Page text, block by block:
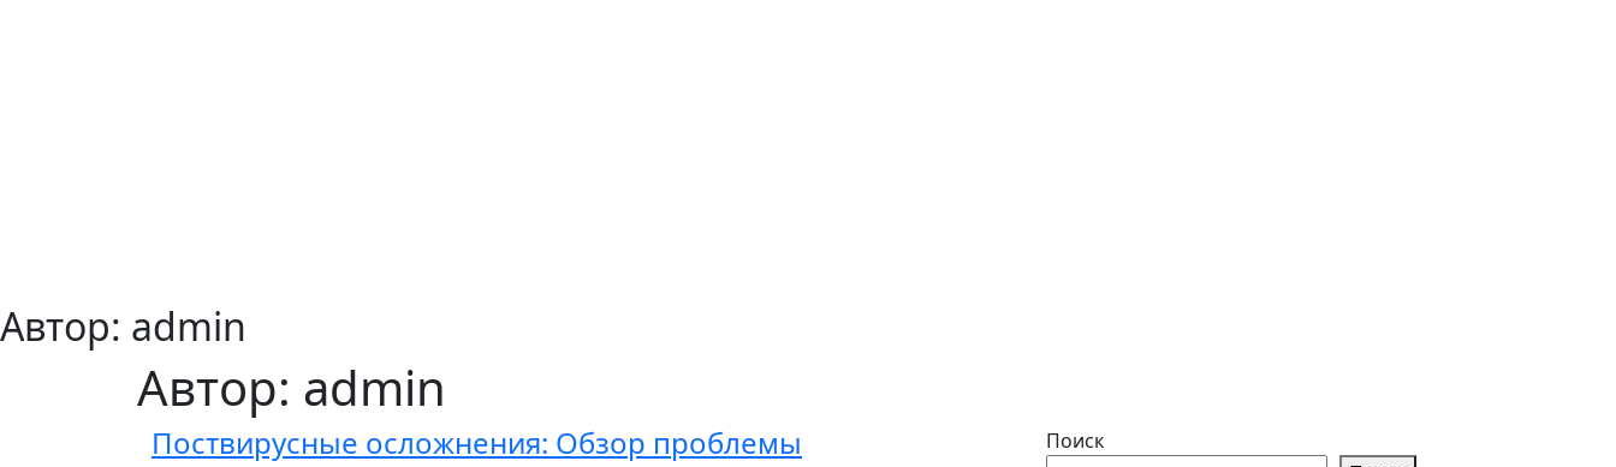
Автор: admin
Автор: admin
Поствирусные осложнения: Обзор проблемы
Поиск